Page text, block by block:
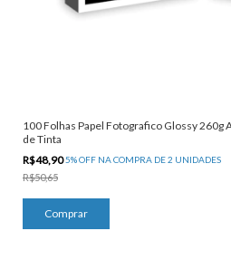
100 Folhas Papel Fotografico Glossy 260g
de Tinta
R$48,905% OFF NA COMPRA DE 2 UNIDADES
R$50,65